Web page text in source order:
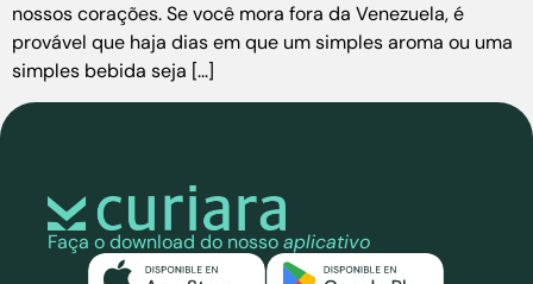
nossos corações. Se você mora fora da Venezuela, é
provável que haja dias em que um simples aroma ou uma
simples bebida seja [...]
Faça o download do nossoaplicativo